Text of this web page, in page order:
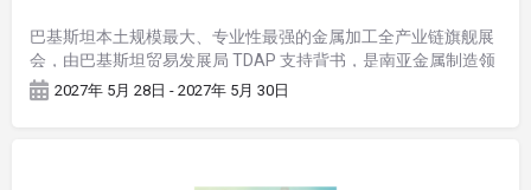
巴基斯坦本土规模最大、专业性最强的金属加工全产业链旗舰展
会，由巴基斯坦贸易发展局 TDAP 支持背书，是南亚金属制造领
域标杆 B2B 商贸对接平台，也是中巴经济走廊（CPEC）工业装
2027年 5月 28日 - 2027年 5月 30日